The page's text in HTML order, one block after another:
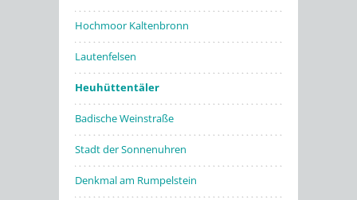
Hochmoor Kaltenbronn
Lautenfelsen
Heuhüttentäler
Badische Weinstraße
Stadt der Sonnenuhren
Denkmal am Rumpelstein